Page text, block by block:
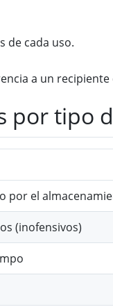
de cada uso.
a un
por tipo
por el
(inofensivos)